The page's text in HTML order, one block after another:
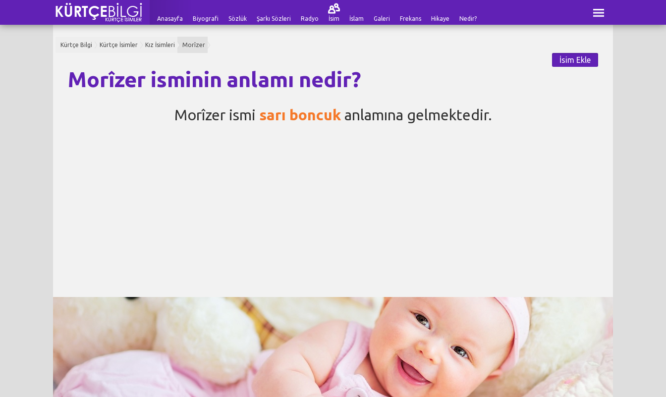
Anasayfa Biyografi Sözlük Şarkı Sözleri Radyo İsim İslam Galeri Frekans Hikaye Nedir?
Kürtçe Bilgi Kürtçe İsimler Kız İsimleri Morîzer
İsim Ekle
Morîzer isminin anlamı nedir?
Morîzer ismi sarı boncukanlamına gelmektedir.